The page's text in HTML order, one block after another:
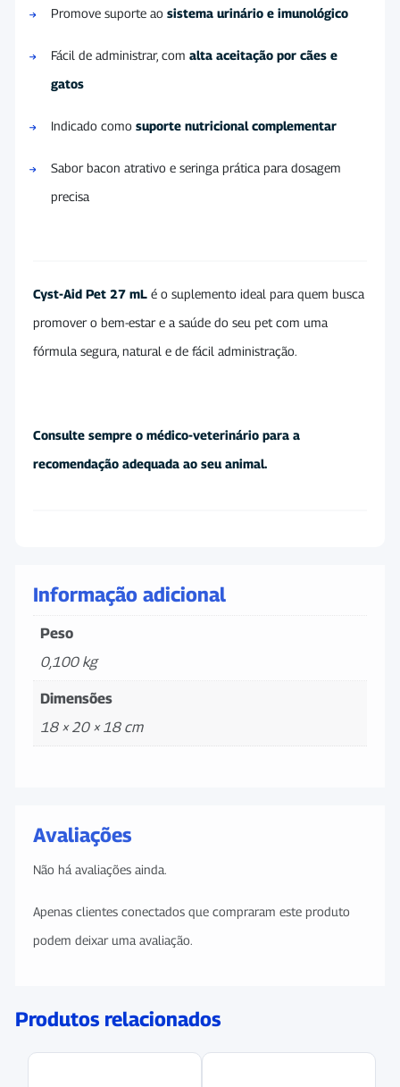
Promove suporte ao sistema urinário e imunológico
Fácil de administrar, com alta aceitação por cães e
gatos
Indicado como suporte nutricional complementar
Sabor bacon atrativo e seringa prática para dosagem
precisa
Cyst-Aid Pet 27 mL é o suplemento ideal para quem busca
promover o bem-estar e a saúde do seu pet com uma
fórmula segura, natural e de fácil administração.
Consulte sempre o médico-veterinário para a
recomendação adequada ao seu animal.
Informação adicional
Peso
0,100 kg
Dimensões
18 × 20 × 18 cm
Avaliações
Não há avaliações ainda.
Apenas clientes conectados que compraram este produto
podem deixar uma avaliação.
Produtos relacionados